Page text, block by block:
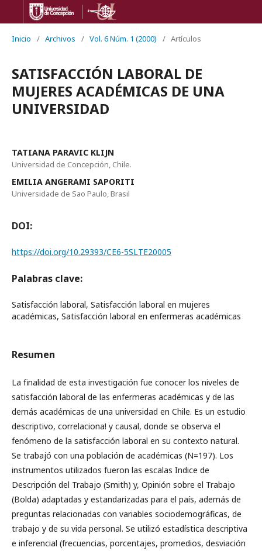
Inicio / Archivos / Vol. 6 Núm. 1 (2000) / Artículos
SATISFACCIÓN LABORAL DE
MUJERES ACADÉMICAS DE UNA
UNIVERSIDAD
TATIANA PARAVIC KLIJN
Universidad de Concepción, Chile.
EMILIA ANGERAMI SAPORITI
Universidade de Sao Paulo, Brasil
DOI:
https://doi.org/10.29393/CE6-5SLTE20005
Palabras clave:
Satisfacción laboral, Satisfacción laboral en mujeres
académicas, Satisfacción laboral en enfermeras académicas
Resumen
La finalidad de esta investigación fue conocer los niveles de
satisfacción laboral de las enfermeras académicas y de las
demás académicas de una universidad en Chile. Es un estudio
descriptivo, correlaciona! y causal, donde se observa el
fenómeno de la satisfacción laboral en su contexto natural.
Se trabajó con una población de académicas (N=197). Los
instrumentos utilizados fueron las escalas Indice de
Descripción del Trabajo (Smith) y, Opinión sobre el Trabajo
(Bolda) adaptadas y estandarizadas para el país, además de
preguntas relacionadas con variables sociodemográficas, de
trabajo y de su vida personal. Se utilizó estadística descriptiva
e inferencial (frecuencias, porcentajes, promedios, desviación